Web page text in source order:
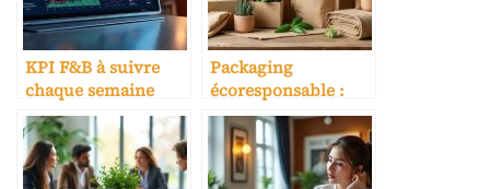
KPI F&B à suivre
chaque semaine
(coûts, casse,
marges)
Packaging
écoresponsable :
fournisseurs et
coûts